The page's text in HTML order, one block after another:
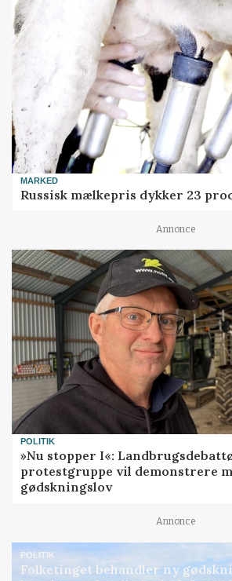
MARKED
Russisk mælkepris dykker 23
Annonce
POLITIK
»Nu stopper I«:
protestgruppe vil demonstrere
gødskningslov
Annonce
POLITIK
Folketinget behandler ny